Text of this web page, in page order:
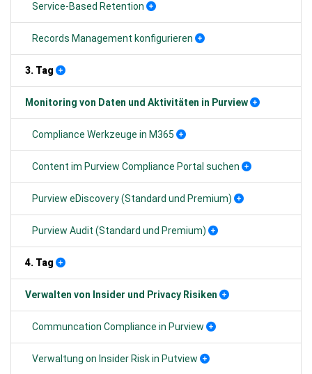
Service-Based Retention
Records Management konfigurieren
3. Tag
Monitoring von Daten und Aktivitäten in Purview
Compliance Werkzeuge in M365
Content im Purview Compliance Portal suchen
Purview eDiscovery (Standard und Premium)
Purview Audit (Standard und Premium)
4. Tag
Verwalten von Insider und Privacy Risiken
Communcation Compliance in Purview
Verwaltung on Insider Risk in Putview